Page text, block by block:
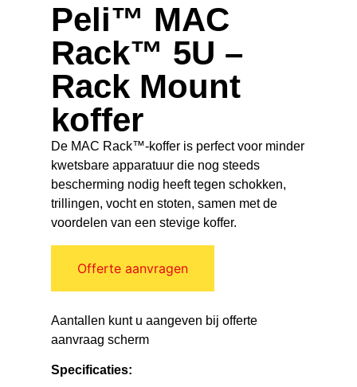
Peli™ MAC
Rack™ 5U –
Rack Mount
koffer
De MAC Rack™-koffer is perfect voor minder
kwetsbare apparatuur die nog steeds
bescherming nodig heeft tegen schokken,
trillingen, vocht en stoten, samen met de
voordelen van een stevige koffer.
Offerte aanvragen
Aantallen kunt u aangeven bij offerte
aanvraag scherm
Specificaties: